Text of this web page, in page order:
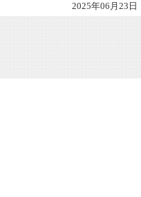
2025年06月23日